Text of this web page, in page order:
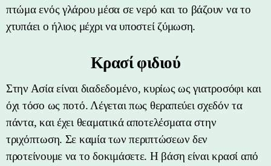
πτώμα ενός γλάρου μέσα σε νερό και το βάζουν να το
χτυπάει ο ήλιος μέχρι να υποστεί ζύμωση.
Κρασί φιδιού
Στην Ασία είναι διαδεδομένο, κυρίως ως γιατροσόφι και
όχι τόσο ως ποτό. Λέγεται πως θεραπεύει σχεδόν τα
πάντα, και έχει θεαματικά αποτελέσματα στην
τριχόπτωση. Σε καμία των περιπτώσεων δεν
προτείνουμε να το δοκιμάσετε. Η βάση είναι κρασί από